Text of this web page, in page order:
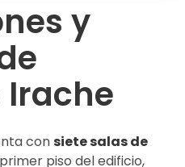
y
con siete salas de
piso del edificio,